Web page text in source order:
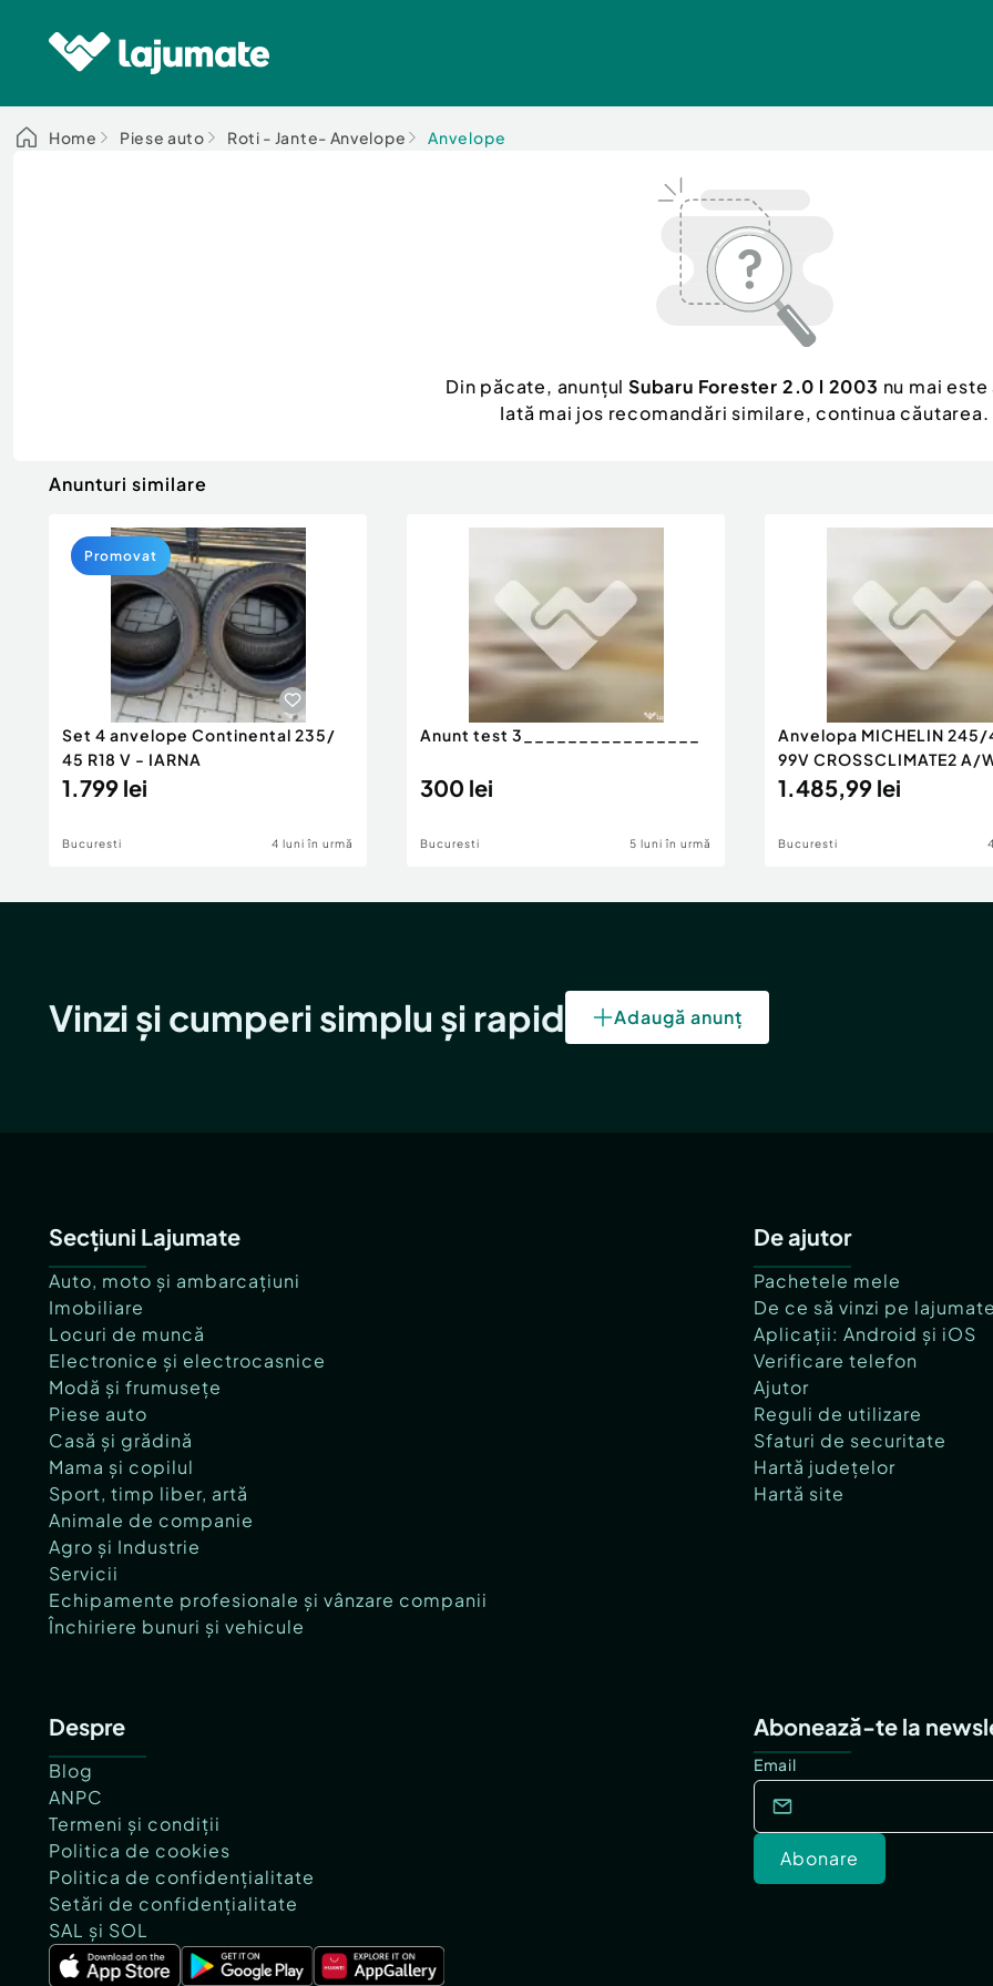
Home Piese auto Roti - Jante- Anvelope Anvelope
Din păcate, anunțul Subaru Forester 2.0 l 2003 nu mai
Iată mai jos recomandări similare, continua căutarea.
Anunturi similare
Set 4 anvelope Continental 235/
45 R18 V - IARNA
1.799 lei
Bucuresti 4 luni în urmă
Promovat
Anunt test 3________________
300 lei
Bucuresti 5 luni în urmă
Anvelopa MICHELIN
99V CROSSCLIMATE2 A/
SEASO
1.485,99 lei
Bucuresti
Vinzi și cumperi simplu și rapid Adaugă anunț
Secțiuni Lajumate
Auto, moto și ambarcațiuni
Imobiliare
Locuri de muncă
Electronice și electrocasnice
Modă și frumusețe
Piese auto
Casă și grădină
Mama și copilul
Sport, timp liber, artă
Animale de companie
Agro și Industrie
Servicii
Echipamente profesionale și vânzare companii
Închiriere bunuri și vehicule
De ajutor
Pachetele mele
De ce să vinzi pe
Aplicații: Android și iOS
Verificare telefon
Ajutor
Reguli de utilizare
Sfaturi de securitate
Hartă județelor
Hartă site
Despre
Blog
ANPC
Termeni și condiții
Politica de cookies
Politica de confidențialitate
Setări de confidențialitate
SAL și SOL
Abonează-te la
Email
Abonare